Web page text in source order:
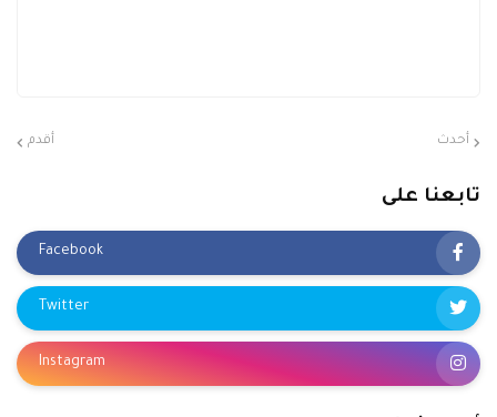
أحدث أقدم
تابعنا على
Facebook
Twitter
Instagram